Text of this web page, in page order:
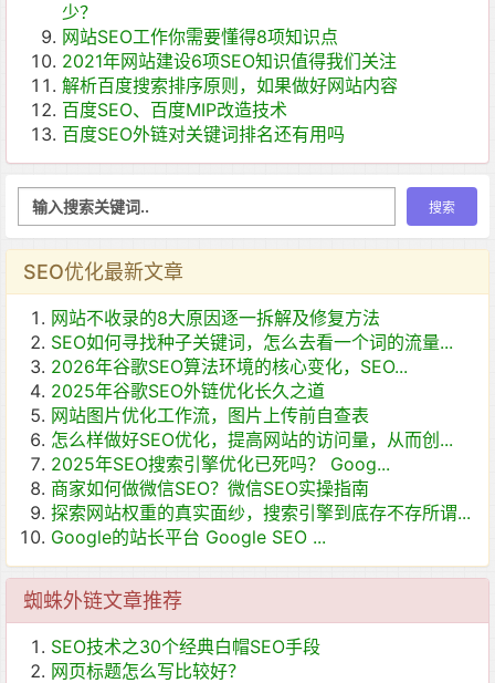
少？
网站SEO工作你需要懂得8项知识点
2021年网站建设6项SEO知识值得我们关注
解析百度搜索排序原则，如果做好网站内容
百度SEO、百度MIP改造技术
百度SEO外链对关键词排名还有用吗
SEO优化最新文章
网站不收录的8大原因逐一拆解及修复方法
SEO如何寻找种子关键词，怎么去看一个词的流量...
2026年谷歌SEO算法环境的核心变化，SEO...
2025年谷歌SEO外链优化长久之道
网站图片优化工作流，图片上传前自查表
怎么样做好SEO优化，提高网站的访问量，从而创...
2025年SEO搜索引擎优化已死吗？ Goog...
商家如何做微信SEO？微信SEO实操指南
探索网站权重的真实面纱，搜索引擎到底存不存所谓...
Google的站长平台 Google SEO ...
蜘蛛外链文章推荐
SEO技术之30个经典白帽SEO手段
网页标题怎么写比较好？